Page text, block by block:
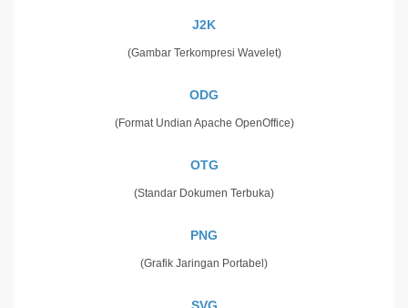
J2K
(Gambar Terkompresi Wavelet)
ODG
(Format Undian Apache OpenOffice)
OTG
(Standar Dokumen Terbuka)
PNG
(Grafik Jaringan Portabel)
SVG